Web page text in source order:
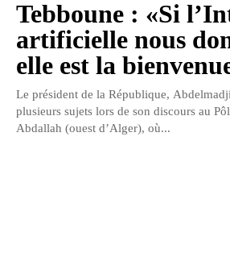
Tebboune : «Si
artificielle nous
elle est la
Le président de la République,
plusieurs sujets lors de son discours au
Abdallah (ouest d’Alger), où...